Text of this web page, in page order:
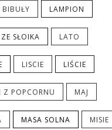
BIBUŁY LAMPION
SŁOIKA LATO
LISCIE LIŚCIE
Z POPCORNU MAJ
MASA SOLNA MISIE